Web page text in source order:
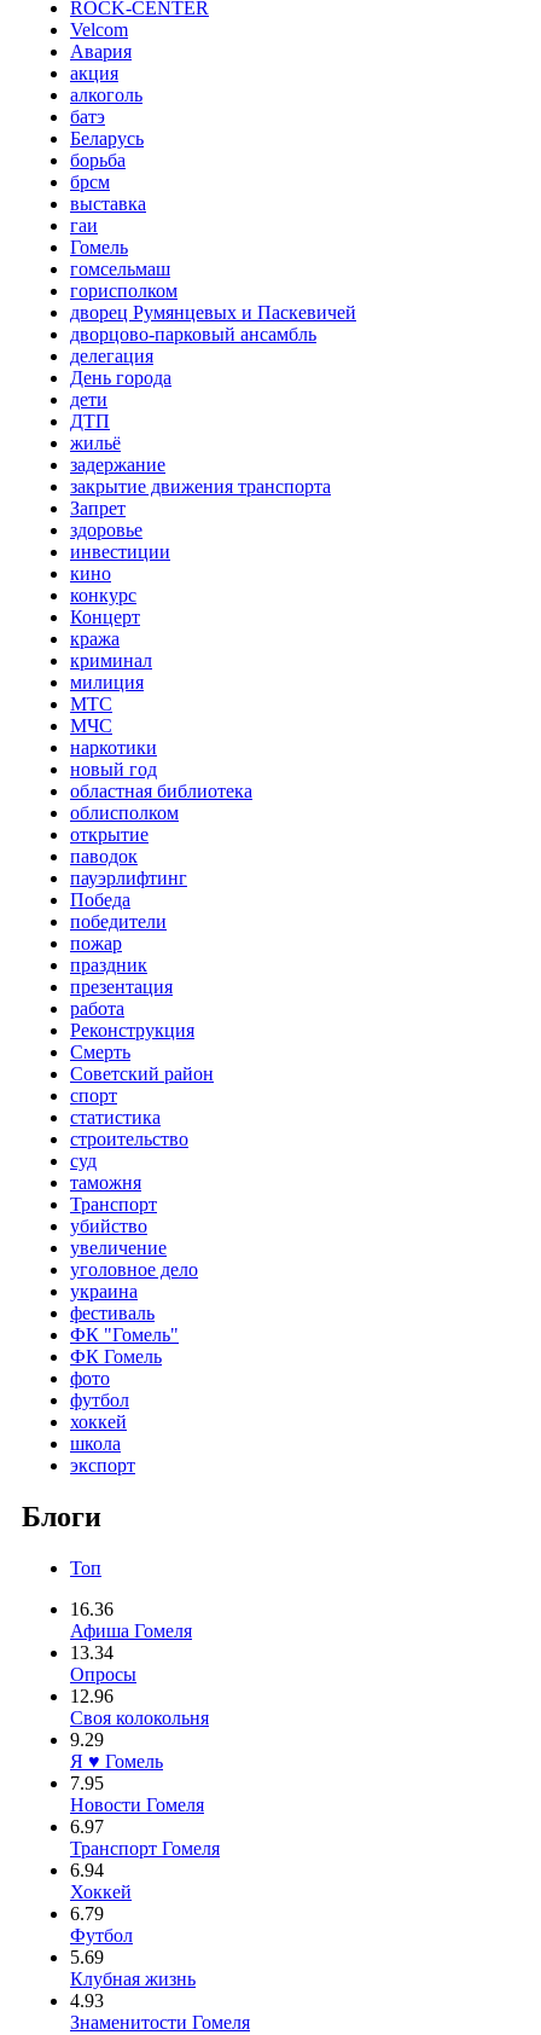
ROCK-CENTER
Velcom
Авария
акция
алкоголь
батэ
Беларусь
борьба
брсм
выставка
гаи
Гомель
гомсельмаш
горисполком
дворец Румянцевых и Паскевичей
дворцово-парковый ансамбль
делегация
День города
дети
ДТП
жильё
задержание
закрытие движения транспорта
Запрет
здоровье
инвестиции
кино
конкурс
Концерт
кража
криминал
милиция
МТС
МЧС
наркотики
новый год
областная библиотека
облисполком
открытие
паводок
пауэрлифтинг
Победа
победители
пожар
праздник
презентация
работа
Реконструкция
Смерть
Советский район
спорт
статистика
строительство
суд
таможня
Транспорт
убийство
увеличение
уголовное дело
украина
фестиваль
ФК "Гомель"
ФК Гомель
фото
футбол
хоккей
школа
экспорт
Блоги
Топ
16.36
Афиша Гомеля
13.34
Опросы
12.96
Своя колокольня
9.29
Я ♥ Гомель
7.95
Новости Гомеля
6.97
Транспорт Гомеля
6.94
Хоккей
6.79
Футбол
5.69
Клубная жизнь
4.93
Знаменитости Гомеля